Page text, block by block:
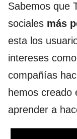
Sabemos que
sociales más
esta los
intereses
compañías
hemos creado
aprender a